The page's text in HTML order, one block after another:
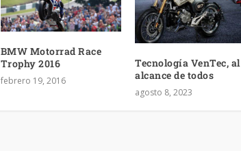
BMW Motorrad Race
Trophy 2016
febrero 19, 2016
Tecnología VenTec, al
alcance de todos
agosto 8, 2023